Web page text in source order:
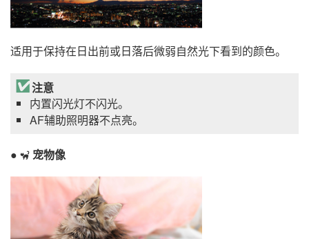
适用于保持在日出前或日落后微弱自然光下看到的颜色。
注意
内置闪光灯不闪光。
AF辅助照明器不点亮。
f 宠物像